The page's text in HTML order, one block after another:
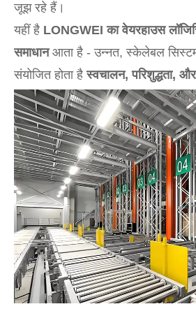
जूझ रहे हैं।
यहीं है LONGWEI का वेयरहाउस
समाधानआता है - उन्नत, स्केलेबल सिस्टम
संयोजित होता हैस्वचालन, परिशुद्धता, और